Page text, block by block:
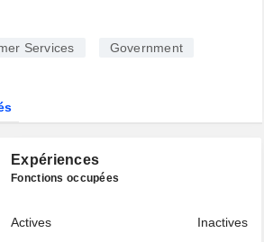
Services Government
Expériences
Fonctions occupées
Actives Inactives